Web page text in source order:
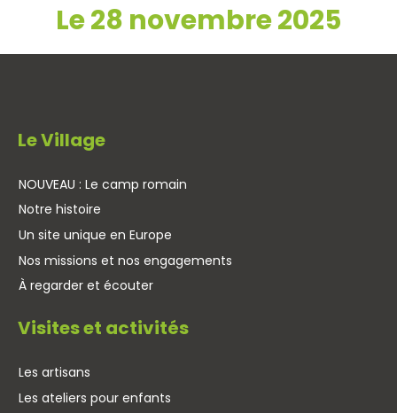
Le 28 novembre 2025
Le Village
NOUVEAU : Le camp romain
Notre histoire
Un site unique en Europe
Nos missions et nos engagements
À regarder et écouter
Visites et activités
Les artisans
Les ateliers pour enfants